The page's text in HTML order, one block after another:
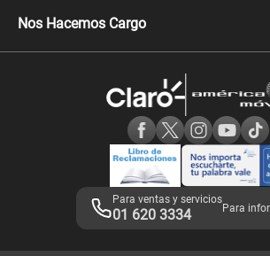
Celulares Motorola
Llamada por llamada
Comprobantes electrónicos
Consulta de IMEI
Nos Hacemos Cargo
Consulta de reclamos
Adquirientes iPhone 6, 6S y SE
Mensaje de Seguridad
Términos y Condiciones de Tienda Claro
Libro de Reclamaciones
Legales de marketplace
Para ventas y servicios
01 620 3334 Para